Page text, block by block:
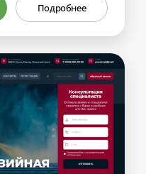
Подробнее